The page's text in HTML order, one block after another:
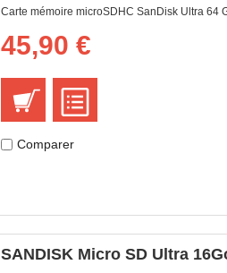
Carte mémoire microSDHC SanDisk Ultra 64
45,90 €
Comparer
SANDISK Micro SD Ultra